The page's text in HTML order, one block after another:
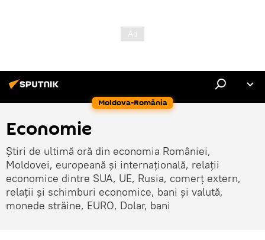
Moldova-România
Economie
Știri de ultimă oră din economia României,
Moldovei, europeană și internațională, relații
economice dintre SUA, UE, Rusia, comerț extern,
relații și schimburi economice, bani și valută,
monede străine, EURO, Dolar, bani